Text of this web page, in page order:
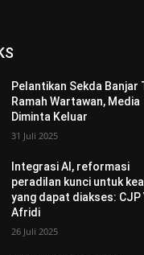
Pelantikan Sekda Banjar
Ramah Wartawan, Media
Diminta Keluar
31 Juli 2025
Integrasi AI, reformasi
peradilan kunci untuk
yang dapat diakses: CJP
Afridi
26 Juli 2025